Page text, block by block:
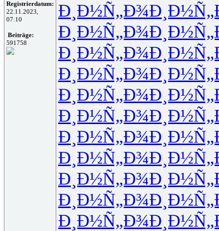
Registrierdatum:
22.11.2023,
07:10
Beiträge:
591758
Ð¸Ð½Ñ„Ð¾
Ð¸Ð½Ñ„Ð¾
Ð¸Ð½Ñ„Ð¾
Ð¸Ð½Ñ„Ð¾
Ð¸Ð½Ñ„Ð¾
Ð¸Ð½Ñ„Ð¾
Ð¸Ð½Ñ„Ð¾
Ð¸Ð½Ñ„Ð¾
Ð¸Ð½Ñ„Ð¾
Ð¸Ð½Ñ„Ð¾
Ð¸Ð½Ñ„Ð¾